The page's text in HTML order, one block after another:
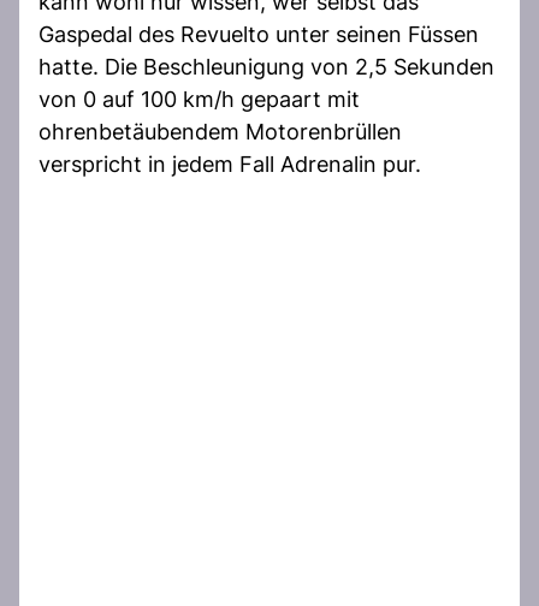
Gaspedal des Revuelto unter seinen Füssen
hatte. Die Beschleunigung von 2,5 Sekunden
von 0 auf 100 km/h gepaart mit
ohrenbetäubendem Motorenbrüllen
verspricht in jedem Fall Adrenalin pur.